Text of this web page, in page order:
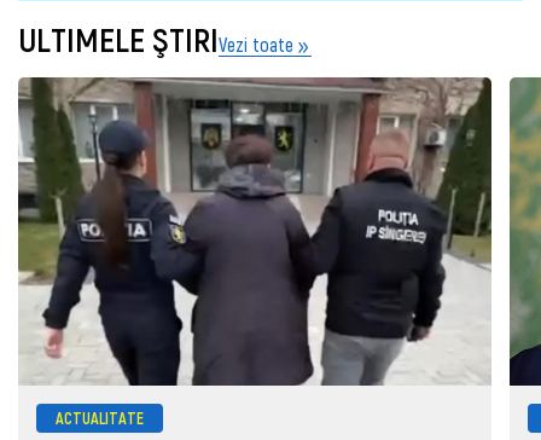
ULTIMELE ŞTIRIVezi toate
ACTUALITATE